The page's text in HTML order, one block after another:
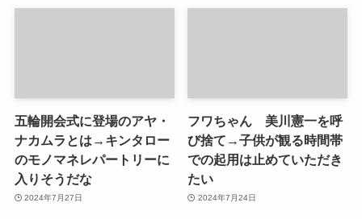
五輪開会式に登場のアヤ・
ナカムラとは→キンタロー
のモノマネレパートリーに
入りそうだな
2024年7月27日
フワちゃん 美川憲一を呼
び捨て→子供が観る時間帯
での起用は止めていただき
たい
2024年7月24日